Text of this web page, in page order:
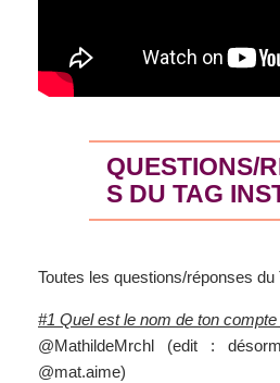
QUESTIONS/
S DU TAG
Toutes les questions/réponses
#1 Quel est le nom de ton compte
@MathildeMrchl (edit :
@mat.aime)